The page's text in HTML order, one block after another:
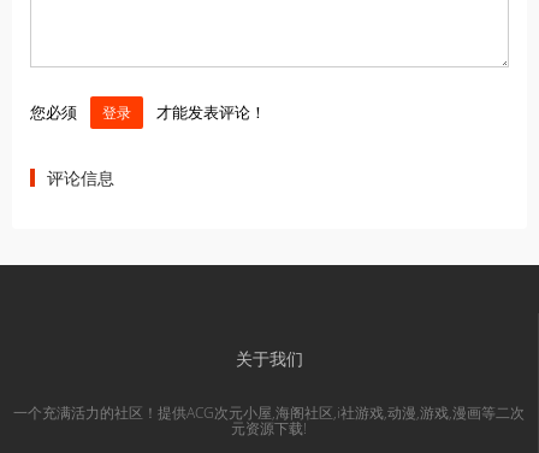
您必须 登录 才能发表评论！
评论信息
关于我们
一个充满活力的社区！提供ACG次元小屋,海阁社区,i社游戏,动漫,游戏,漫画等二次
元资源下载!